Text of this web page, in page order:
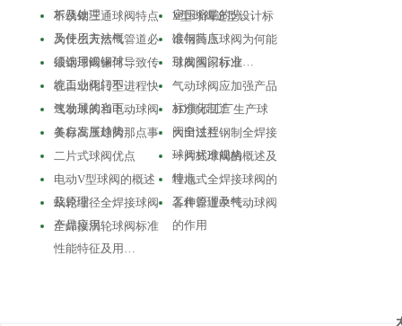
析及处理
座压缩量的分…
不锈钢三通球阀特点
及使用方法概…
V型球阀选型设计标
准与特点
为什么天然气管道必
须选用锻钢球…
锻钢高压球阀为何能
引发阀门行业…
锻钢球阀缘何导致传
统工业阀门不…
球阀国家标准
在自动化转型进程快
速发展的当下…
气动球阀应加强产品
标准化制造
气动球阀和电动球阀
各自发展趋势…
3D演示工厂生产球
阀全过程
美标高压球阀那点事
大田法兰钢制全焊接
球阀标准规格
二片式球阀优点
一片式球阀的概述及
特点
电动V型球阀的概述
及原理
埋地式全焊接球阀的
工作原理及特…
蜗轮缩径全焊接球阀
产品应用
各种管道中气动球阀
的作用
全焊接涡轮球阀标准
性能特征及用…